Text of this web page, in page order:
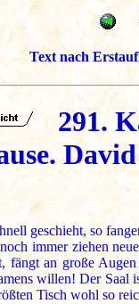
Text nach
291.
geschieht, so
immer ziehen
fängt an große
willen! Der Saal
Tisch wohl so